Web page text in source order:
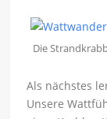
Die
Als nächstes
Unsere